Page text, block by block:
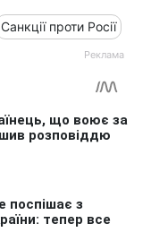
Санкції проти Росії